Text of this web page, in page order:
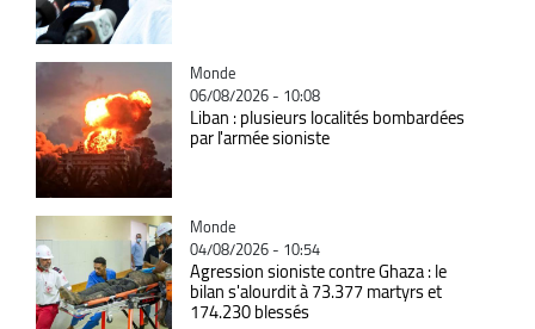
Catégorie
Monde
06/08/2026 - 10:08
Liban : plusieurs localités bombardées
par l'armée sioniste
Catégorie
Monde
04/08/2026 - 10:54
Agression sioniste contre Ghaza : le
bilan s'alourdit à 73.377 martyrs et
174.230 blessés